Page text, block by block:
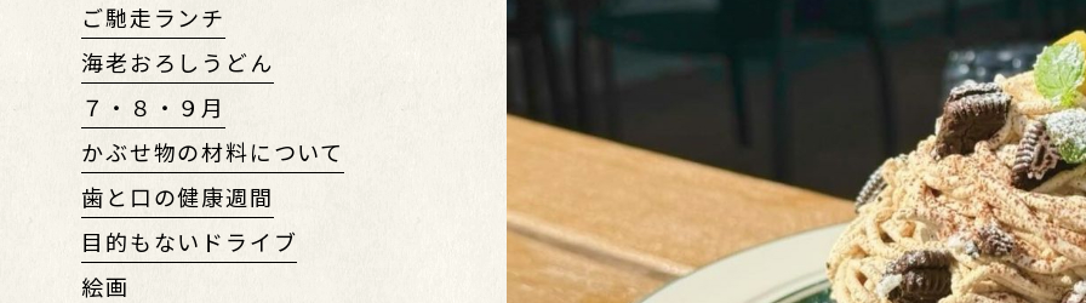
ご馳走ランチ
海老おろしうどん
７・８・９月
かぶせ物の材料について
歯と口の健康週間
目的もないドライブ
絵画